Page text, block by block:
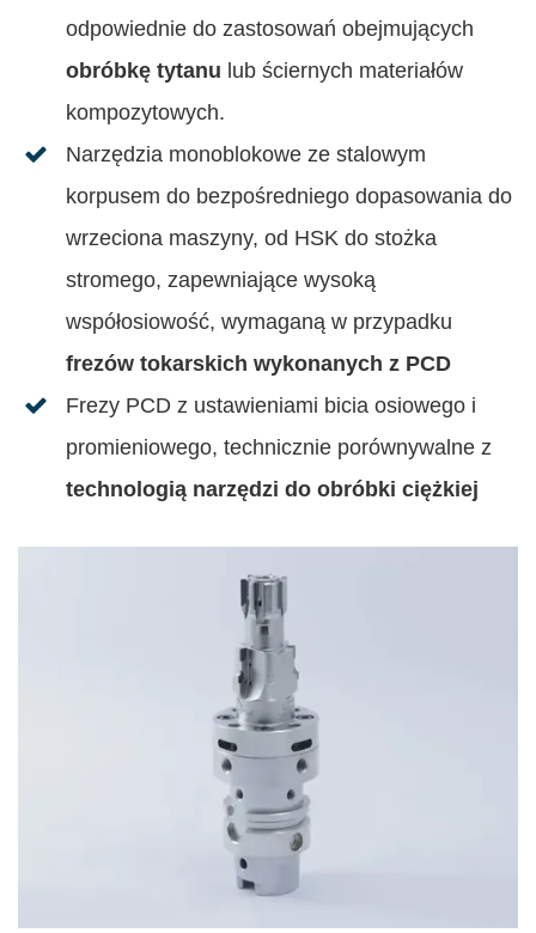
odpowiednie do zastosowań obejmujących
obróbkę tytanu lub ściernych materiałów
kompozytowych.
Narzędzia monoblokowe ze stalowym
korpusem do bezpośredniego dopasowania do
wrzeciona maszyny, od HSK do stożka
stromego, zapewniające wysoką
współosiowość, wymaganą w przypadku
frezów tokarskich wykonanych z PCD
Frezy PCD z ustawieniami bicia osiowego i
promieniowego, technicznie porównywalne z
technologią narzędzi do obróbki ciężkiej